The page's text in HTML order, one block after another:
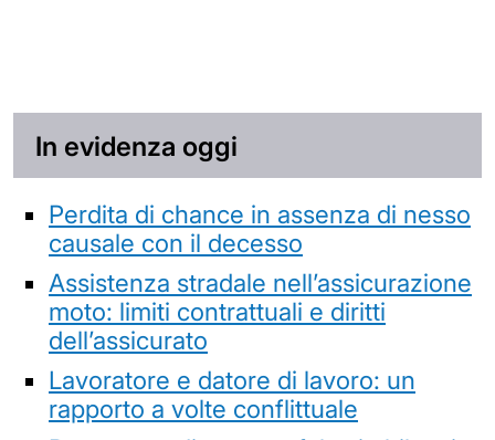
In evidenza oggi
Perdita di chance in assenza di nesso
causale con il decesso
Assistenza stradale nell’assicurazione
moto: limiti contrattuali e diritti
dell’assicurato
Lavoratore e datore di lavoro: un
rapporto a volte conflittuale